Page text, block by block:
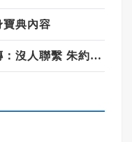
寶典內容
《繁花》不尊重版權？ 趙傳：沒人聯繫 朱約信：應該問滾石